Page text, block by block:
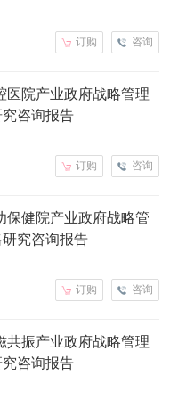
咨询
订购
医院产业政府战略管理
咨询报告
咨询
订购
保健院产业政府战略管
究咨询报告
咨询
订购
共振产业政府战略管理
咨询报告